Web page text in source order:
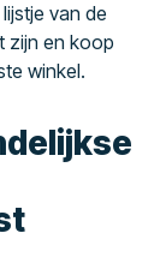
van de
zijn en koop
winkel.